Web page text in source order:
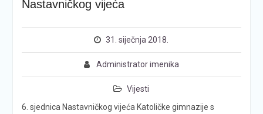
Nastavničkog vijeća
31. siječnja 2018.
Administrator imenika
Vijesti
6. sjednica Nastavničkog vijeća Katoličke gimnazije s